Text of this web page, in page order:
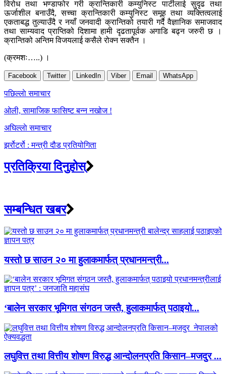
विरोध तथा भण्डाफोर गरी क्रान्तिकारी कम्युनिस्ट पार्टीलाई सुदृढ तथा
ऊर्जाशील बनाउँदै, सच्चा क्रान्तिकारी कम्युनिस्ट समूह तथा व्यक्तित्वलाई
एकताबद्ध तुल्याउँदै र नयाँ जनवादी क्रान्तिको तयारी गर्दै वैज्ञानिक समाजवाद
तथा साम्यवाद प्राप्तिको दिशामा हामी दृढतापूर्वक अगाडि बढ्न जरुरी छ ।
क्रान्तिको अन्तिम विजयलाई कसैले रोक्न सक्तैन ।
(क्रमशः…..) ।
Facebook Twitter LinkedIn Viber Email WhatsApp
Post
navigation
पछिल्लाे समाचार
ओली, सामाजिक फासिष्ट बन्न नखोज !
अघिल्लाे समाचार
झर्रोटर्रो : मन्त्री दौड प्रतियोगिता
प्रतिक्रिया दिनुहोस्
सम्बन्धित खबर
यस्तो छ साउन २० मा हुलाकमार्फत् प्रधानमन्त्री...
‘बालेन सरकार भूमिगत संगठन जस्तै, हुलाकमार्फत् पठाइयो...
लघुवित्त तथा वित्तीय शोषण विरुद्ध आन्दोलनप्रति किसान–मजदुर ...